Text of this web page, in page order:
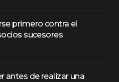
primero contra el
sucesores
antes de realizar una